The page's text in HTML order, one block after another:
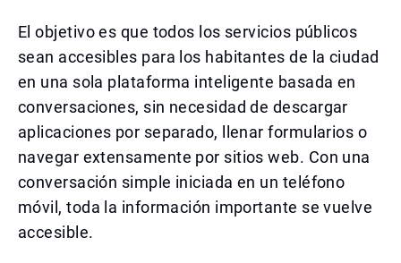
El objetivo es que todos los servicios públicos
sean accesibles para los habitantes de la ciudad
en una sola plataforma inteligente basada en
conversaciones, sin necesidad de descargar
aplicaciones por separado, llenar formularios o
navegar extensamente por sitios web. Con una
conversación simple iniciada en un teléfono
móvil, toda la información importante se vuelve
accesible.